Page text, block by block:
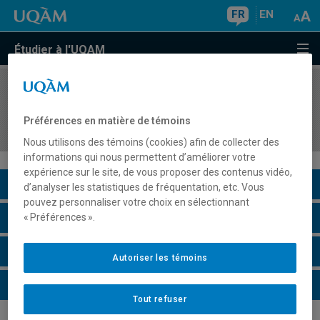
FR EN
Étudier à l'UQAM
COURS//
français au secondaire - didactique
Description du cours
Horaire - Été 2026
Horaire - Automne 2026
Horaire - Hiver 2027
Préférences en matière de témoins
Nous utilisons des témoins (cookies) afin de collecter des
informations qui nous permettent d’améliorer votre
expérience sur le site, de vous proposer des contenus vidéo,
d’analyser les statistiques de fréquentation, etc. Vous
pouvez personnaliser votre choix en sélectionnant
« Préférences ».
Tout refuser
Autoriser les témoins